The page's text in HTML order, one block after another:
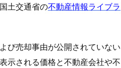
国土交通省の不動産情報ライブラ
び売却事由が公開されていない
示される価格と不動産会社や不